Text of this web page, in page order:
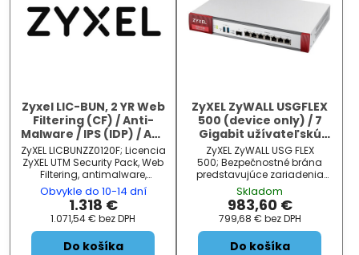
Zyxel LIC-BUN, 2 YR Web
Filtering (CF) / Anti-
Malware / IPS (IDP) / AP /
ES (Anti-Spam) / SR
Premium License for
USG FLEX 700
ZyXEL LICBUNZZ0120F; Licencia
ZyXEL UTM Security Pack, Web
Filtering, antimalware,
Application Patrol, Email
Security, IPS (IDP) a
SecuReporter Premium pre
zariadenie ZyWALL USG FLEX
700. ZÁ ...
Obvykle do 10-14 dní
1.318 €
1.071,54 € bez DPH
Do košíka
ZyXEL ZyWALL USGFLEX
500 (device only) / 7
Gigabit užívateľskú
definable ports, 1x SFP,
2x USB
ZyXEL ZyWALL USG FLEX
500; Bezpečnostné brána
predstavujúce zariadenia
priemyselnej triedy
poskytujúce integrované a
komplexné zabezpečenie aj
licenčné flexibilitu. Ponúka
perfektné riešenie najmä v
malých podnikoch bez spe ...
Skladom
983,60 €
799,68 € bez DPH
Do košíka